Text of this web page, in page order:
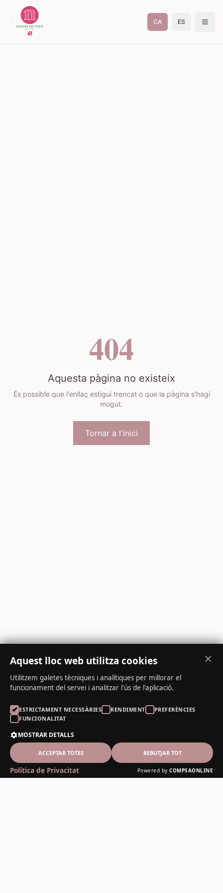
CA ES
404
Aquesta pàgina no existeix
És possible que l'enllaç estigui trencat o que la pàgina s'hagi
mogut.
Tornar a l'inici
Aquest lloc web utilitza cookies
Utilitzem galetes tècniques i analítiques per millorar el
funcionament del servei i analitzar l'ús de l'aplicació.
ESTRICTAMENT NECESSÀRIES RENDIMENT
PREFERÈNCIES
FUNCIONALITAT
MOSTRAR DETALLS
ACCEPTAR TOTES REBUTJAR TOT
Política de Privacitat Powered by COMPSAONLINE